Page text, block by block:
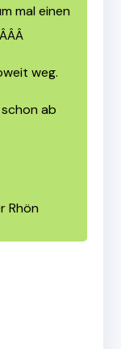
mal einen
weg.
ab
Rhön